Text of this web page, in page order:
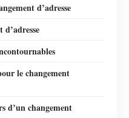
d’adresse
d’adresse
le changement
d’un changement